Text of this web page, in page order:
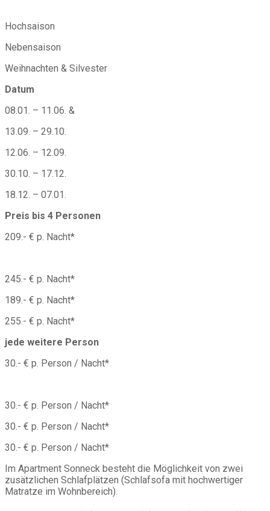
Hochsaison
Nebensaison
Weihnachten & Silvester
Datum
08.01. – 11.06. &
13.09. – 29.10.
12.06. – 12.09.
30.10. – 17.12.
18.12. – 07.01.
Preis bis 4 Personen
209.- € p. Nacht*
245.- € p. Nacht*
189.- € p. Nacht*
255.- € p. Nacht*
jede weitere Person
30.- € p. Person / Nacht*
30.- € p. Person / Nacht*
30.- € p. Person / Nacht*
30.- € p. Person / Nacht*
Im Apartment Sonneck besteht die Möglichkeit von zwei
zusätzlichen Schlafplätzen (Schlafsofa mit hochwertiger
Matratze im Wohnbereich).